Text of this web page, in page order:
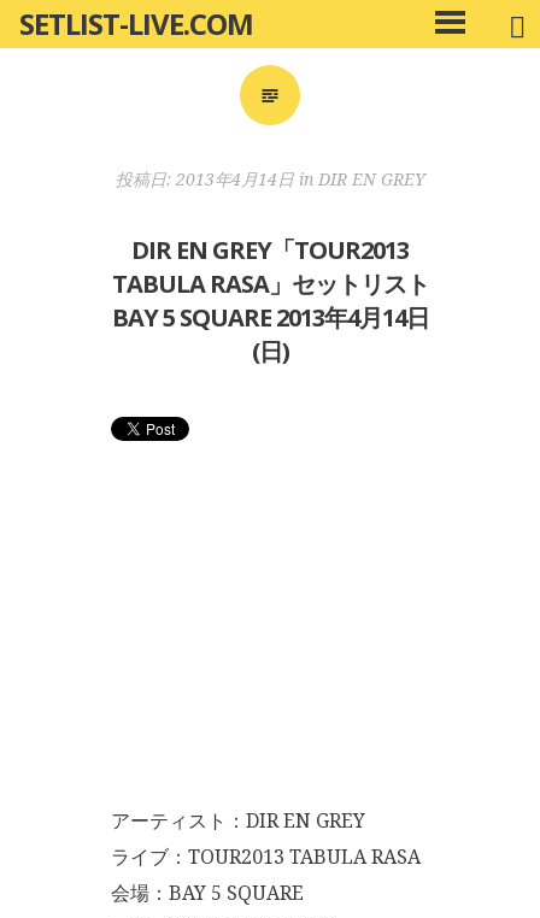
ン
SETLIST-LIVE.COM
メ
イ
投稿日: 2013年4月14日in DIR EN GREY
DIR EN GREY「TOUR2013
TABULA RASA」セットリスト
BAY 5 SQUARE 2013年4月14日
(日)
アーティスト：DIR EN GREY
ライブ：TOUR2013 TABULA RASA
会場：BAY 5 SQUARE